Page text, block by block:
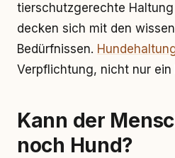
tierschutzgerechte
decken sich mit den
Bedürfnissen.
Verpflichtung, nicht nur ein
Kann der
noch Hund?